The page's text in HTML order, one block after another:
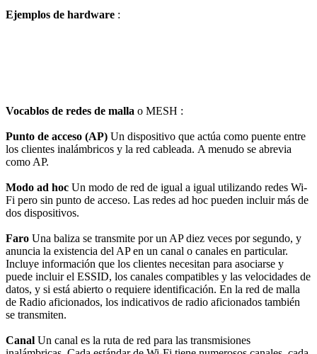
Ejemplos de hardware :
Vocablos de redes de malla o MESH :
Punto de acceso (AP) Un dispositivo que actúa como puente entre
los clientes inalámbricos y la red cableada. A menudo se abrevia
como AP.
Modo ad hoc Un modo de red de igual a igual utilizando redes Wi-
Fi pero sin punto de acceso. Las redes ad hoc pueden incluir más de
dos dispositivos.
Faro Una baliza se transmite por un AP diez veces por segundo, y
anuncia la existencia del AP en un canal o canales en particular.
Incluye información que los clientes necesitan para asociarse y
puede incluir el ESSID, los canales compatibles y las velocidades de
datos, y si está abierto o requiere identificación. En la red de malla
de Radio aficionados, los indicativos de radio aficionados también
se transmiten.
Canal Un canal es la ruta de red para las transmisiones